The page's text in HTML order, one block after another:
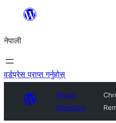
सामग्रीमा
नेपाली
वर्डप्रेस प्राप्त गर्नुहोस्
Plugin
Directory